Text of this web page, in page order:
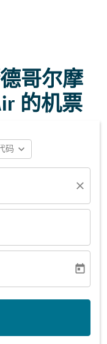
哥尔摩
的机票
码 expand_more
close
today